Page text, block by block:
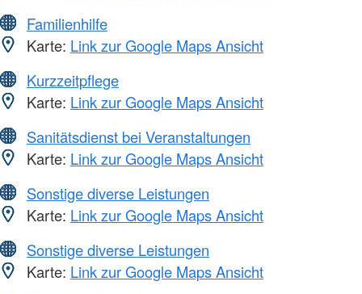
Familienhilfe
Karte: Link zur Google Maps Ansicht
Kurzzeitpflege
Karte: Link zur Google Maps Ansicht
Sanitätsdienst bei Veranstaltungen
Karte: Link zur Google Maps Ansicht
Sonstige diverse Leistungen
Karte: Link zur Google Maps Ansicht
Sonstige diverse Leistungen
Karte: Link zur Google Maps Ansicht